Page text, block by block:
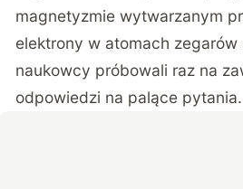
magnetyzmie wytwarzanym
elektrony w atomach
naukowcy próbowali raz na
odpowiedzi na palące pytania.